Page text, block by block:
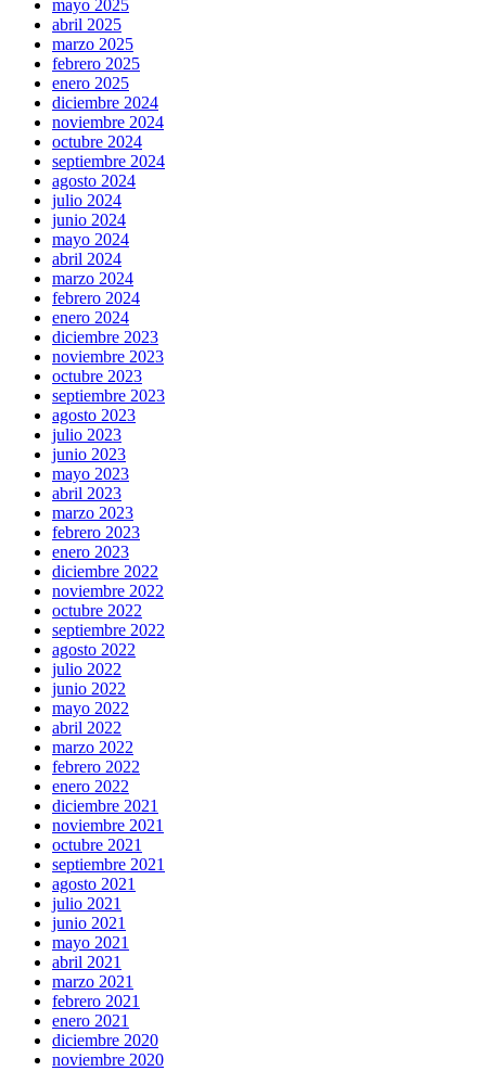
mayo 2025
abril 2025
marzo 2025
febrero 2025
enero 2025
diciembre 2024
noviembre 2024
octubre 2024
septiembre 2024
agosto 2024
julio 2024
junio 2024
mayo 2024
abril 2024
marzo 2024
febrero 2024
enero 2024
diciembre 2023
noviembre 2023
octubre 2023
septiembre 2023
agosto 2023
julio 2023
junio 2023
mayo 2023
abril 2023
marzo 2023
febrero 2023
enero 2023
diciembre 2022
noviembre 2022
octubre 2022
septiembre 2022
agosto 2022
julio 2022
junio 2022
mayo 2022
abril 2022
marzo 2022
febrero 2022
enero 2022
diciembre 2021
noviembre 2021
octubre 2021
septiembre 2021
agosto 2021
julio 2021
junio 2021
mayo 2021
abril 2021
marzo 2021
febrero 2021
enero 2021
diciembre 2020
noviembre 2020